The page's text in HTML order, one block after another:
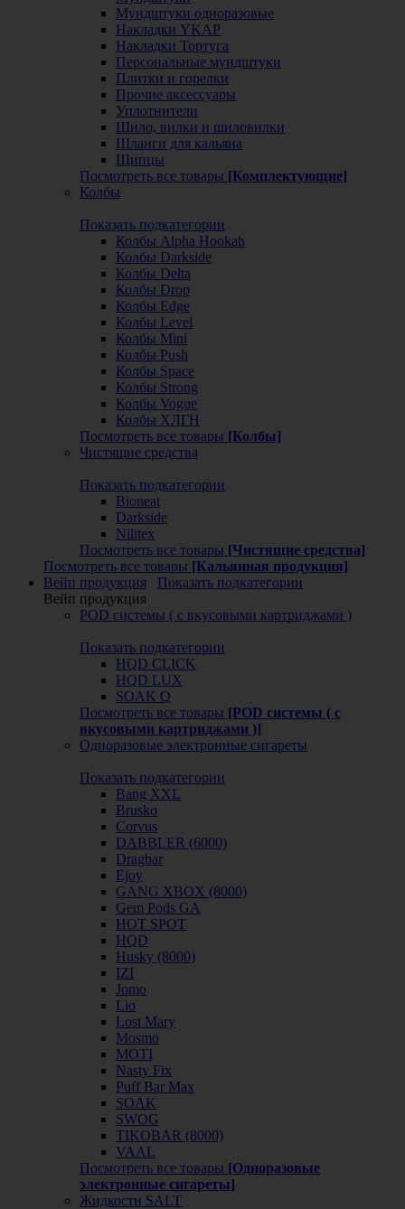
Мундштуки одноразовые
Накладки YKAP
Накладки Тортуга
Персональные мундштуки
Плитки и горелки
Прочие аксессуары
Уплотнители
Шило, вилки и шиловилки
Шланги для кальяна
Щипцы
Посмотреть все товары [Комплектующие]
Колбы
Показать подкатегории
Колбы Alpha Hookah
Колбы Darkside
Колбы Delta
Колбы Drop
Колбы Edge
Колбы Level
Колбы Mini
Колбы Push
Колбы Space
Колбы Strong
Колбы Vogue
Колбы ХЛГН
Посмотреть все товары [Колбы]
Чистящие средства
Показать подкатегории
Bioneat
Darkside
Nilitex
Посмотреть все товары [Чистящие средства]
Посмотреть все товары [Кальянная продукция]
Вейп продукция
Показать подкатегории
Вейп продукция
POD системы ( с вкусовыми картриджами )
Показать подкатегории
HQD CLICK
HQD LUX
SOAK Q
Посмотреть все товары [POD системы ( с
вкусовыми картриджами )]
Одноразовые электронные сигареты
Показать подкатегории
Bang XXL
Brusko
Corvus
DABBLER (6000)
Dragbar
Ejoy
GANG XBOX (8000)
Gem Pods GA
HOT SPOT
HQD
Husky (8000)
IZI
Jomo
Lio
Lost Mary
Mosmo
MOTI
Nasty Fix
Puff Bar Max
SOAK
SWOG
TIKOBAR (8000)
VAAL
Посмотреть все товары [Одноразовые
электронные сигареты]
Жидкости SALT